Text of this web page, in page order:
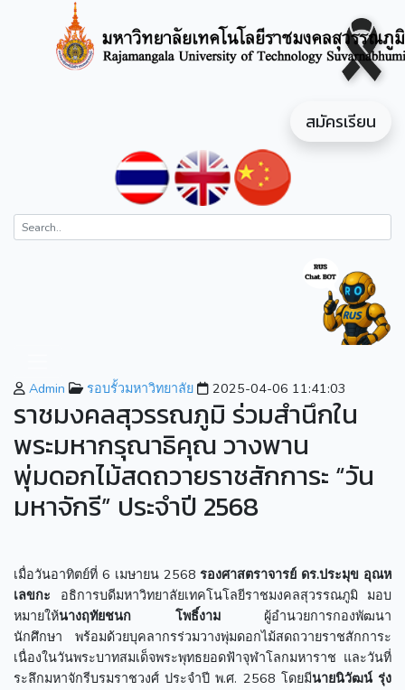
สมัครเรียน
Admin รอบรั้วมหาวิทยาลัย 2025-04-06 11:41:03
ราชมงคลสุวรรณภูมิ ร่วมสำนึกใน
พระมหากรุณาธิคุณ วางพาน
พุ่มดอกไม้สดถวายราชสักการะ “วัน
มหาจักรี” ประจำปี 2568
เมื่อวันอาทิตย์ที่ 6 เมษายน 2568รองศาสตราจารย์ ดร.ประมุข อุณห
เลขกะ อธิการบดีมหาวิทยาลัยเทคโนโลยีราชมงคลสุวรรณภูมิ มอบ
หมายให้นางฤทัยชนก โพธิ์งาม ผู้อำนวยการกองพัฒนา
นักศึกษา พร้อมด้วยบุคลากรร่วมวางพุ่มดอกไม้สดถวายราชสักการะ
เนื่องในวันพระบาทสมเด็จพระพุทธยอดฟ้าจุฬาโลกมหาราช และวันที่
ระลึกมหาจักรีบรมราชวงศ์ ประจำปี พ.ศ. 2568 โดยมีนายนิวัฒน์ รุ่ง